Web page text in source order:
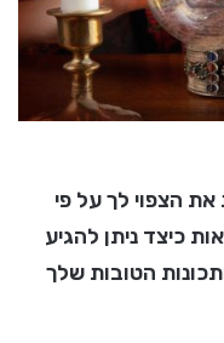
הצפוי לך על פי
כיצד ניתן להגיע
הטובות שלך